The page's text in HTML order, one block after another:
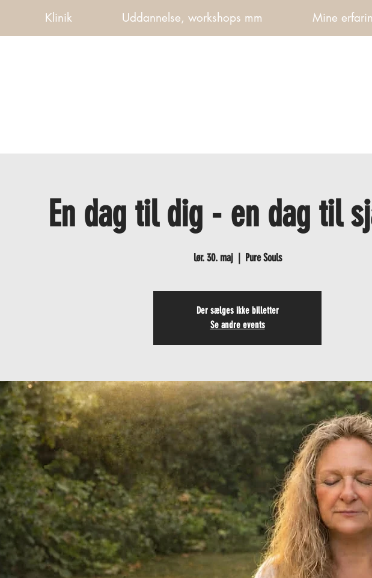
Klinik Uddannelse, workshops mm Mine
En dag til dig - en dag til
lør. 30. maj
  |
Pure Souls
Der sælges ikke billetter
Se andre events